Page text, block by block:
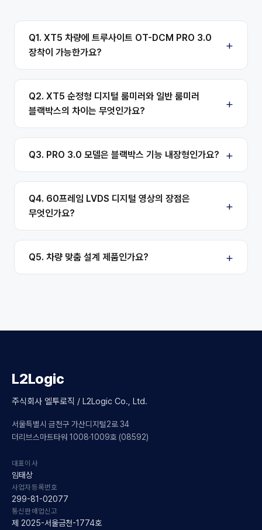
Q1. XT5 차량에 트루사이트 OT-DCM PRO 3.0
장착이 가능한가요?
Q2. XT5 순정형 디지털 룸미러와 일반 룸미러
블랙박스의 차이는 무엇인가요?
Q3. PRO 3.0 모델은 블랙박스 기능 내장형인가요?
Q4. 60프레임 LVDS 디지털 영상의 장점은
무엇인가요?
Q5. 차량 맞춤 설계 제품인가요?
L2Logic
주식회사 엘투로직 / L2Logic Co., Ltd.
서울특별시 금천구 가산디지털2로 34
더리브스마트타워 1008·1009호 (08592)
대표이사
임태상
사업자등록번호
299-81-02077
통신판매업신고
제 2025-서울금천-1774호